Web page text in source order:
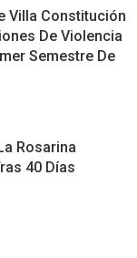
Villa Constitución
De Violencia
Semestre De
Rosarina
40 Días